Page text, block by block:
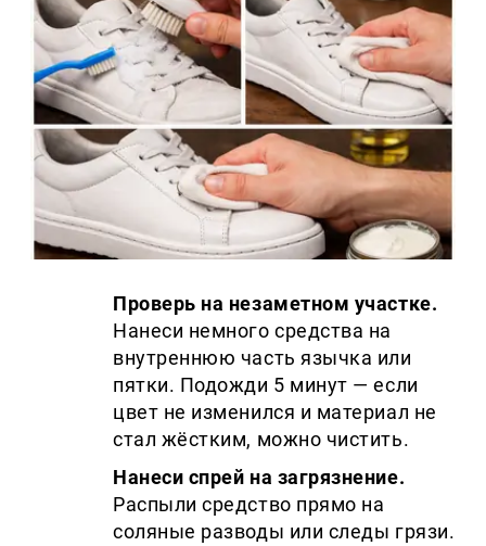
Проверь на незаметном участке.
Нанеси немного средства на
внутреннюю часть язычка или
пятки. Подожди 5 минут — если
цвет не изменился и материал не
стал жёстким, можно чистить.
Нанеси спрей на загрязнение.
Распыли средство прямо на
соляные разводы или следы грязи.